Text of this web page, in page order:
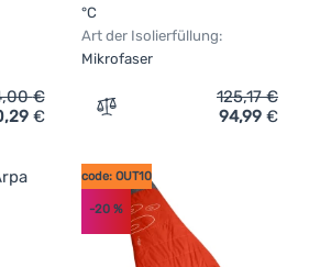
Husky Army' hinzufügen
€
€
°C
Art der Isolierfüllung:
Mikrofaser
Zum Vergleich
125,17€
94,99 €
code: OUT10
-20%